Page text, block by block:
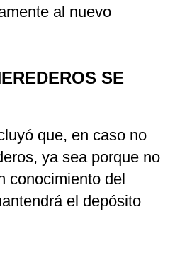
al nuevo
SE
que, en caso no
ya sea porque no
conocimiento del
el depósito